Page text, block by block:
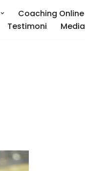
Coaching Online
Testimoni